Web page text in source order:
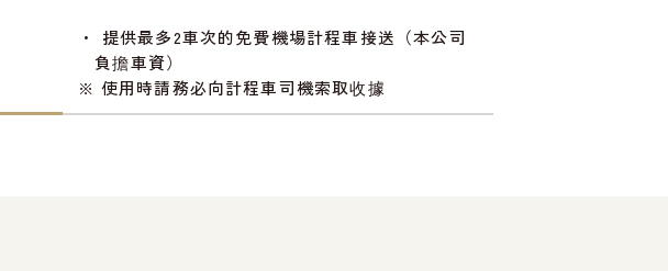
提供最多2車次的免費機場計程車接送（本公司
負擔車資）
使用時請務必向計程車司機索取收據